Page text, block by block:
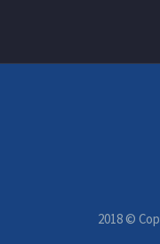
2018 ©